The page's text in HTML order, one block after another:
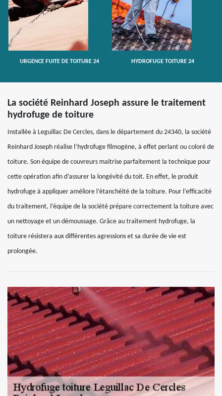
URGENCE FUITE DE TOITURE 24 HYDROFUGE TOITURE 24
La société Reinhard Joseph assure le traitement
hydrofuge de toiture
Installée à Leguillac De Cercles, dans le département du 24340, la société
Reinhard Joseph réalise l’hydrofuge filmogène, à effet perlant ou coloré de
toiture. Son équipe de couvreurs maitrise parfaitement la technique pour
cette opération afin d’assurer la longévité du toit. En effet, le produit
hydrofuge à appliquer améliore l’étanchéité de la toiture. Pour l’efficacité
du traitement, l’équipe de la société prépare correctement la toiture avec
un nettoyage et un démoussage. Grâce au traitement hydrofuge, la
toiture résistera aux différentes agressions et sa durée de vie est
prolongée.